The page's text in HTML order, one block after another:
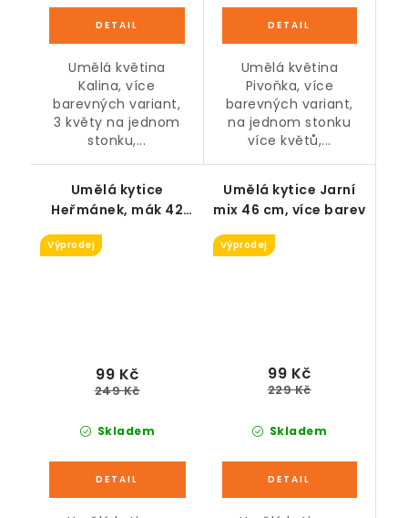
Umělá květina
Kalina, více
barevných variant,
3 květy na jednom
stonku,...
Umělá květina
Pivoňka, více
barevných variant,
na jednom stonku
více květů,...
Umělá kytice
Heřmánek, mák 42
Výprodej
Skladem
99 Kč
249 Kč
Umělá kytice Jarní
mix 46 cm, více barev
Výprodej
Skladem
99 Kč
229 Kč